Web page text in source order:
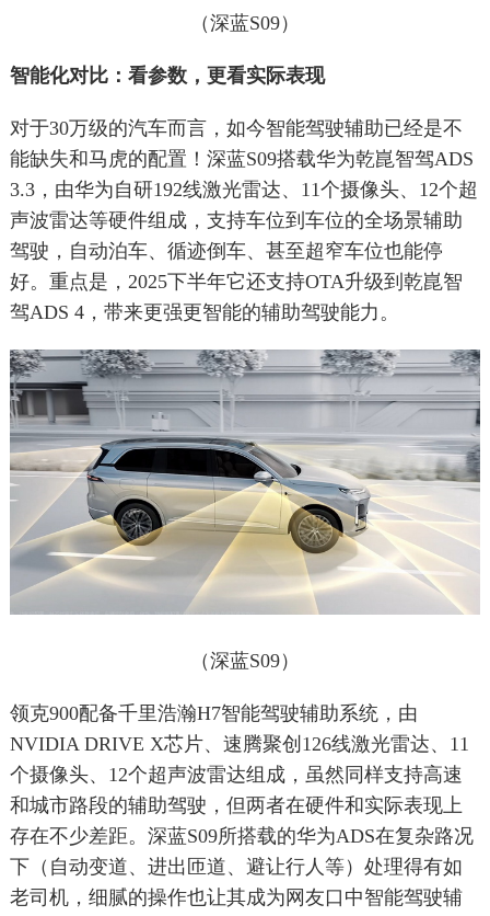
（深蓝S09）
智能化对比：看参数，更看实际表现
对于30万级的汽车而言，如今智能驾驶辅助已经是不
能缺失和马虎的配置！深蓝S09搭载华为乾崑智驾ADS
3.3，由华为自研192线激光雷达、11个摄像头、12个超
声波雷达等硬件组成，支持车位到车位的全场景辅助
驾驶，自动泊车、循迹倒车、甚至超窄车位也能停
好。重点是，2025下半年它还支持OTA升级到乾崑智
驾ADS 4，带来更强更智能的辅助驾驶能力。
（深蓝S09）
领克900配备千里浩瀚H7智能驾驶辅助系统，由
NVIDIA DRIVE X芯片、速腾聚创126线激光雷达、11
个摄像头、12个超声波雷达组成，虽然同样支持高速
和城市路段的辅助驾驶，但两者在硬件和实际表现上
存在不少差距。深蓝S09所搭载的华为ADS在复杂路况
下（自动变道、进出匝道、避让行人等）处理得有如
老司机，细腻的操作也让其成为网友口中智能驾驶辅